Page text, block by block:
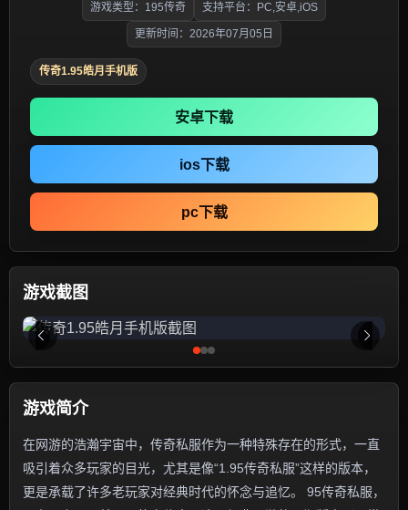
游戏类型：195传奇 支持平台：PC,安卓,iOS
更新时间：2026年07月05日
传奇1.95皓月手机版
安卓下载
ios下载
pc下载
游戏截图
游戏简介
在网游的浩瀚宇宙中，传奇私服作为一种特殊存在的形式，一直
吸引着众多玩家的目光，尤其是像“1.95传奇私服”这样的版本，
更是承载了许多老玩家对经典时代的怀念与追忆。 95传奇私服，